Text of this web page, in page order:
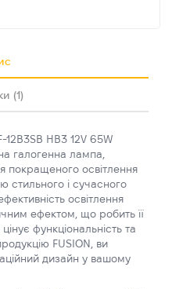
(1)
HB3 12V 65W
галогенна лампа,
покращеного освітлення
стильного і сучасного
освітлення
ефектом, що робить її
функціональність та
FUSION, ви
дизайн у вашому